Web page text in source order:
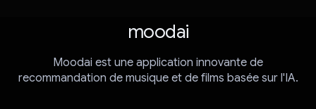
moodai
Moodai est une application innovante de
recommandation de musique et de films basée sur l'IA.